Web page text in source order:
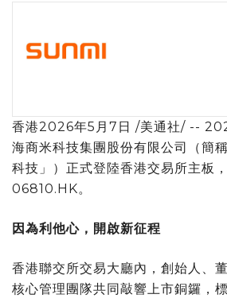
香港2026年5月7日 /美通社/ --
海商米科技集團股份有限公司（簡
科技」）正式登陸香港交易所主板
06810.HK。
因為利他心，開啟新征程
香港聯交所交易大廳內，創始人、
核心管理團隊共同敲響上市銅鑼，